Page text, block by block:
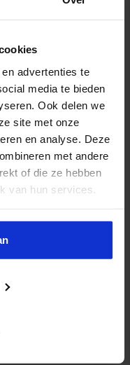
advertenties te
media te bieden
Ook delen we
site met onze
en analyse. Deze
met andere
of die ze hebben
van hun services.